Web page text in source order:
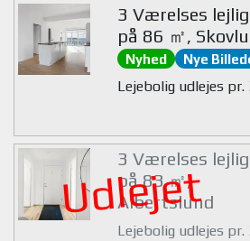
3 Værelses
på 86 ㎡,
Nyhed Nye
Lejebolig udlejes
Udlejet
3 Værelses
på 83 ㎡,
Albertslund
Lejebolig udlejes